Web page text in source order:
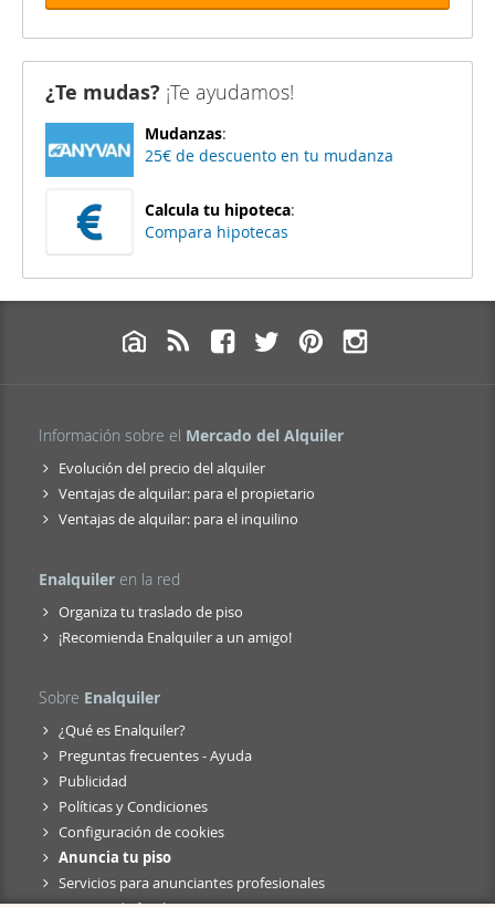
¿Te mudas? ¡Te ayudamos!
Mudanzas:
25€ de descuento en tu mudanza
Calcula tu hipoteca:
Compara hipotecas
Información sobre el Mercado del Alquiler
Evolución del precio del alquiler
Ventajas de alquilar: para el propietario
Ventajas de alquilar: para el inquilino
Enalquiler en la red
Organiza tu traslado de piso
¡Recomienda Enalquiler a un amigo!
Sobre Enalquiler
¿Qué es Enalquiler?
Preguntas frecuentes - Ayuda
Publicidad
Políticas y Condiciones
Configuración de cookies
Anuncia tu piso
Servicios para anunciantes profesionales